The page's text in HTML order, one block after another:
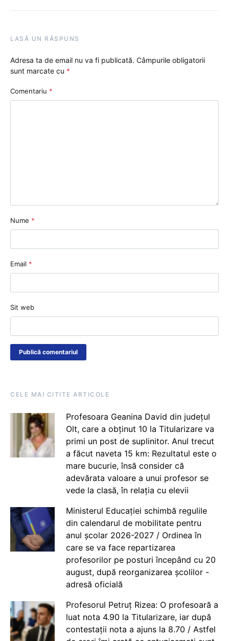
LASĂ UN RĂSPUNS
Adresa ta de email nu va fi publicată. Câmpurile obligatorii
sunt marcate cu *
Comentariu *
Nume *
Email *
Sit web
CELE MAI CITITE ARTICOLE
Profesoara Geanina David din județul
Olt, care a obținut 10 la Titularizare va
primi un post de suplinitor. Anul trecut
a făcut naveta 15 km: Rezultatul este o
mare bucurie, însă consider că
adevărata valoare a unui profesor se
vede la clasă, în relația cu elevii
Ministerul Educației schimbă regulile
din calendarul de mobilitate pentru
anul școlar 2026-2027 / Ordinea în
care se va face repartizarea
profesorilor pe posturi începând cu 20
august, după reorganizarea școlilor -
adresă oficială
Profesorul Petruț Rizea: O profesoară a
luat nota 4.90 la Titularizare, iar după
contestații nota a ajuns la 8.70 / Astfel